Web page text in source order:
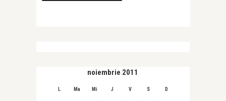
noiembrie 2011
L Ma Mi J V S D